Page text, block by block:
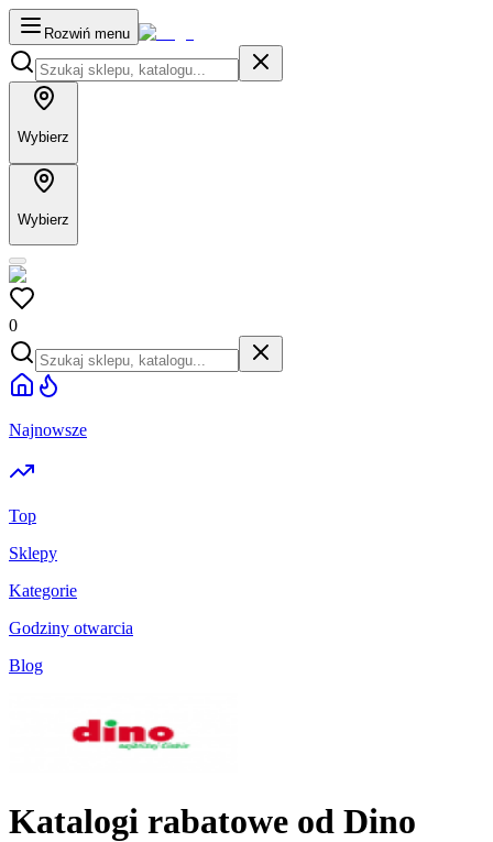
Rozwiń menu
Wybierz
Wybierz
0
Najnowsze
Top
Sklepy
Kategorie
Godziny otwarcia
Blog
Katalogi rabatowe od Dino